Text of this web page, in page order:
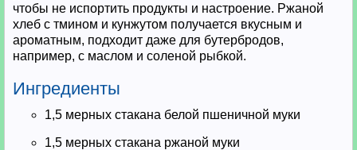
чтобы не испортить продукты и настроение. Ржаной
хлеб с тмином и кунжутом получается вкусным и
ароматным, подходит даже для бутербродов,
например, с маслом и соленой рыбкой.
Ингредиенты
1,5 мерных стакана белой пшеничной муки
1,5 мерных стакана ржаной муки